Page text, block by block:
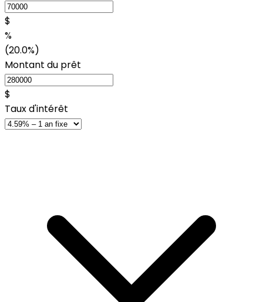
$
%
(20.0%)
Montant du prêt
$
Taux d'intérêt